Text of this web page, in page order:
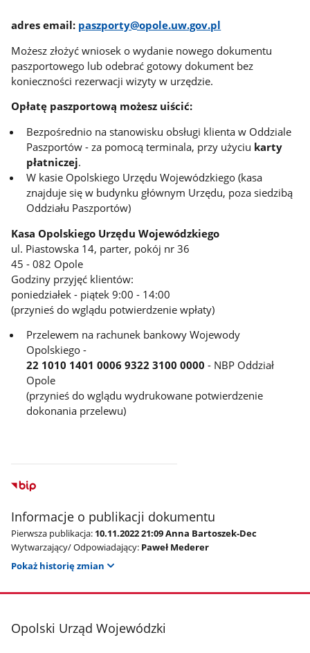
adres email: paszporty@opole.uw.gov.pl
Możesz złożyć wniosek o wydanie nowego dokumentu
paszportowego lub odebrać gotowy dokument bez
konieczności rezerwacji wizyty w urzędzie.
Opłatę paszportową możesz uiścić:
Bezpośrednio na stanowisku obsługi klienta w Oddziale
Paszportów - za pomocą terminala, przy użyciu karty
płatniczej.
W kasie Opolskiego Urzędu Wojewódzkiego (kasa
znajduje się w budynku głównym Urzędu, poza siedzibą
Oddziału Paszportów)
Kasa Opolskiego Urzędu Wojewódzkiego
ul. Piastowska 14, parter, pokój nr 36
45 - 082 Opole
Godziny przyjęć klientów:
poniedziałek - piątek 9:00 - 14:00
(przynieś do wglądu potwierdzenie wpłaty)
Przelewem na rachunek bankowy Wojewody
Opolskiego -
22 1010 1401 0006 9322 3100 0000 - NBP Oddział
Opole
(przynieś do wglądu wydrukowane potwierdzenie
dokonania przelewu)
Informacje o publikacji dokumentu
Pierwsza publikacja: 10.11.2022 21:09 Anna Bartoszek-Dec
Wytwarzający/ Odpowiadający: Paweł Mederer
Pokaż historię zmian
stopka
Opolski Urząd Wojewódzki